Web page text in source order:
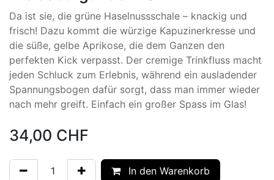
Da ist sie, die grüne Haselnussschale – knackig und
frisch! Dazu kommt die würzige Kapuzinerkresse und
die süße, gelbe Aprikose, die dem Ganzen den
perfekten Kick verpasst. Der cremige Trinkfluss macht
jeden Schluck zum Erlebnis, während ein ausladender
Spannungsbogen dafür sorgt, dass man immer wieder
nach mehr greift. Einfach ein großer Spass im Glas!
34,00 CHF
In den Warenkorb